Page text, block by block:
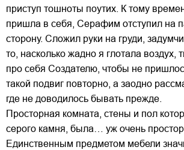
приступ тошноты поутих. К тому
пришла в себя, Серафим отступил на
сторону. Сложил руки на груди,
то, насколько жадно я глотала воздух,
про себя Создателю, чтобы не
такой подвиг повторно, а заодно
где не доводилось бывать прежде.
Просторная комната, стены и пол
серого камня, была… уж очень
Единственным предметом мебели